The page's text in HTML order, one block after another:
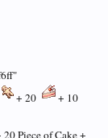
+ 20 + 10
Piece of Cake +